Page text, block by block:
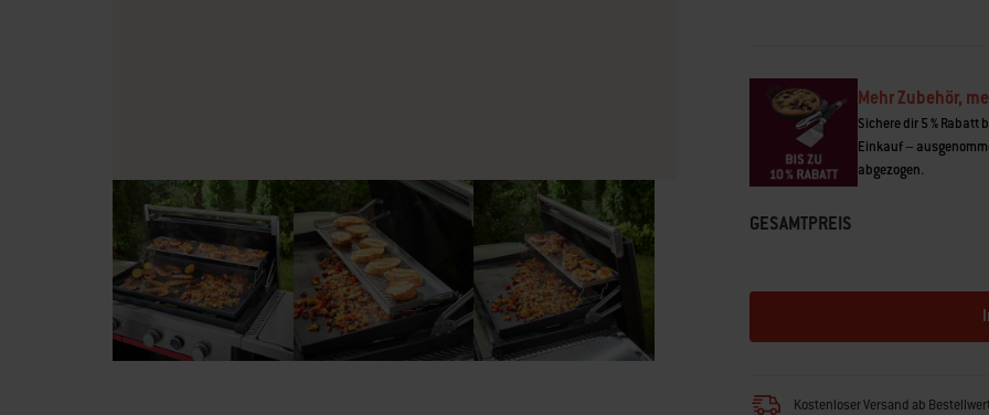
• Lässt sich mühelos absenken
• Erhöhte Ränder für besseren Halt
• Schmale Schlitze verhindern das
Mehr Zubehör,
Sichere dir 5 % Rabatt
Einkauf –
abgezogen.
GESAMTPREIS
Kostenloser Versand ab